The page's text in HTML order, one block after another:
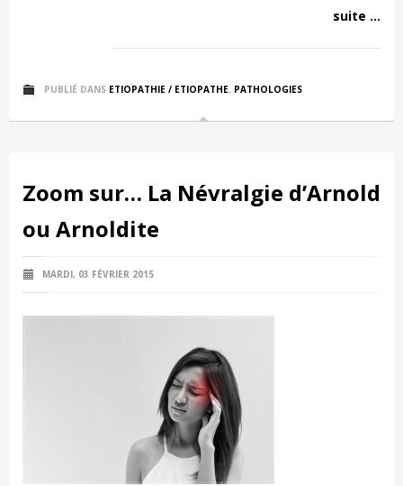
suite ...
PUBLIÉ DANS ETIOPATHIE / ETIOPATHE, PATHOLOGIES
Zoom sur… La Névralgie d’Arnold
ou Arnoldite
MARDI, 03 FÉVRIER 2015